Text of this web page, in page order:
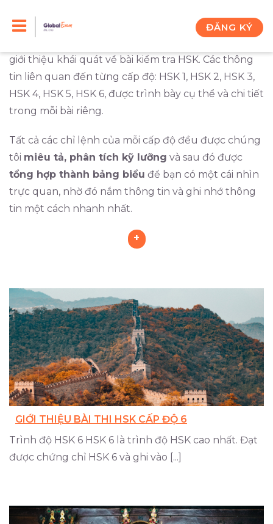
ĐĂNG KÝ
thông tin cần biết
về bài kiểm tra HSK, vềcác chỉ
giới thiệu khái quát về bài kiểm tra HSK. Các thông
tin liên quan đến từng cấp độ: HSK 1, HSK 2, HSK 3,
HSK 4, HSK 5, HSK 6, được trình bày cụ thể và chi tiết
trong mỗi bài riêng.
Tất cả các chỉ lệnh của mỗi cấp độ đều được chúng
tôi miêu tả, phân tích kỹ lưỡng và sau đó được
tổng hợp thành bảng biểu để bạn có một cái nhìn
trực quan, nhờ đó nắm thông tin và ghi nhớ thông
tin một cách nhanh nhất.
+
GIỚI THIỆU BÀI THI HSK CẤP ĐỘ 6
Trình độ HSK 6 HSK 6 là trình độ HSK cao nhất. Đạt
được chứng chỉ HSK 6 và ghi vào [...]